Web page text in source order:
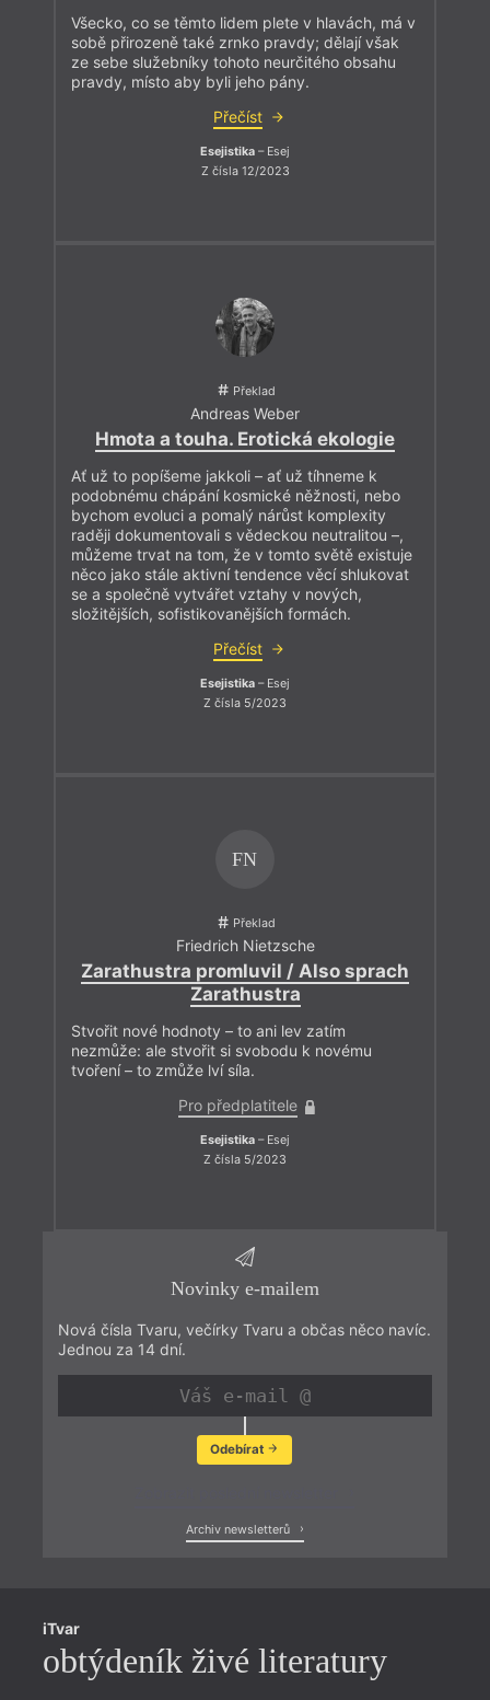
Všecko, co se těmto lidem plete v hlavách, má v
sobě přirozeně také zrnko pravdy; dělají však
ze sebe služebníky tohoto neurčitého obsahu
pravdy, místo aby byli jeho pány.
Přečíst
Esejistika – Esej
Z čísla 12/2023
Překlad
Andreas Weber
Hmota a touha. Erotická ekologie
Ať už to popíšeme jakkoli – ať už tíhneme k
podobnému chápání kosmické něžnosti, nebo
bychom evoluci a pomalý nárůst komplexity
raději dokumentovali s vědeckou neutralitou –,
můžeme trvat na tom, že v tomto světě existuje
něco jako stále aktivní tendence věcí shlukovat
se a společně vytvářet vztahy v nových,
složitějších, sofistikovanějších formách.
Přečíst
Esejistika – Esej
Z čísla 5/2023
FN
Překlad
Friedrich Nietzsche
Zarathustra promluvil / Also sprach
Zarathustra
Stvořit nové hodnoty – to ani lev zatím
nezmůže: ale stvořit si svobodu k novému
tvoření – to zmůže lví síla.
Pro předplatitele
Esejistika – Esej
Z čísla 5/2023
Novinky e-mailem
Nová čísla Tvaru, večírky Tvaru a občas něco navíc.
Jednou za 14 dní.
Odebírat
Archiv newsletterů
iTvar
obtýdeník živé literatury